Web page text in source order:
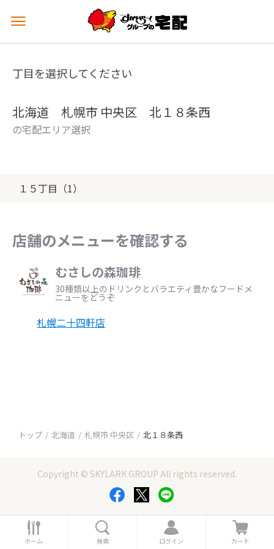
メ
ュ
を
丁目を選択してください
北海道 札幌市 中央区 北１８条西
の宅配エリア選択
１５丁目（1）
店舗のメニューを確認する
むさしの森珈琲
30種類以上のドリンクとバラエティ豊かなフードメ
ニューをどうぞ
札幌二十四軒店
トップ 北海道 札幌市 中央区 北１８条西
Copyright © SKYLARK GROUP All rights reserved.
ホ
ー
ホーム 索
検索
ロ
グ
ログイン
カ
ー
カート